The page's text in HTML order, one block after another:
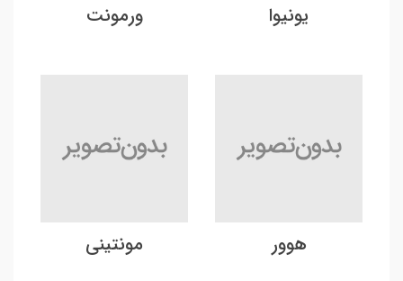
یونیوا ورمونت
هوور مونتینی